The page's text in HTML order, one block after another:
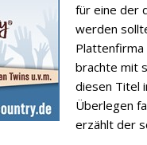
für eine der
werden
Plattenfirma
brachte mit
diesen Titel
Überlegen
erzählt der